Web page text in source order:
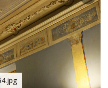
ES
CN